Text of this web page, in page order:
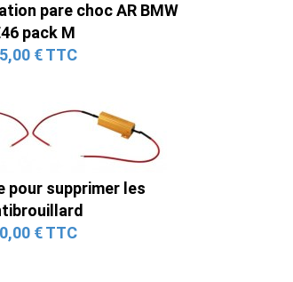
pare choc AR BMW
pack M
€ TTC
pour supprimer les
€ TTC